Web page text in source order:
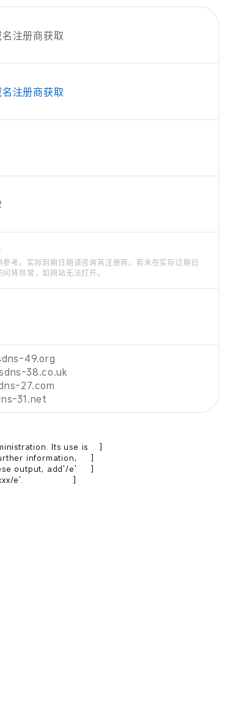
注册商获取
注册商获取
参考。实际到期日期请咨询其注册商。若未在实际过期日
将异常，如网站无法打开。
49.org
38.co.uk
27.com
31.net
Its use is    ]
information,     ]
output, add'/e'     ]
e'.                 ]